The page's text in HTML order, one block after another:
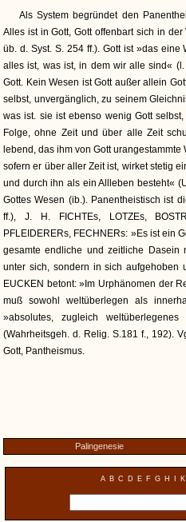
Als System begründet den
Alles ist in Gott, Gott offenbart sich in
üb. d. Syst. S. 254 ff.). Gott ist »das
alles ist, was ist, in dem wir alle sind«
Gott. Kein Wesen ist Gott außer allein
selbst, unvergänglich, zu seinem
was ist. sie ist ebenso wenig Gott
Folge, ohne Zeit und über alle Zeit
lebend, das ihm von Gott
sofern er über aller Zeit ist, wirket stetig
und durch ihn als ein Allleben besteht«
Gottes Wesen (ib.). Panentheistisch ist
ff.), J. H. FICHTEs, LOTZEs,
PFLEIDERERs, FECHNERs: »Es ist ein
gesamte endliche und zeitliche Dasein
unter sich, sondern in sich aufgehoben
EUCKEN betont: »Im Urphänomen der
muß sowohl weltüberlegen als
»absolutes, zugleich
(Wahrheitsgeh. d. Relig. S.181 f., 192).
Gott, Pantheismus.
Palingenesie
A B C D E F G H K